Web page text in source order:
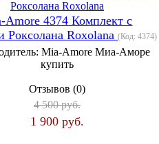
Amore 4374 Комплект с
Роксолана Roxolana (Код: 4374)
Mia-Amore Миа-Аморе
купить
Отзывов (0)
4 500 руб.
1 900 руб.